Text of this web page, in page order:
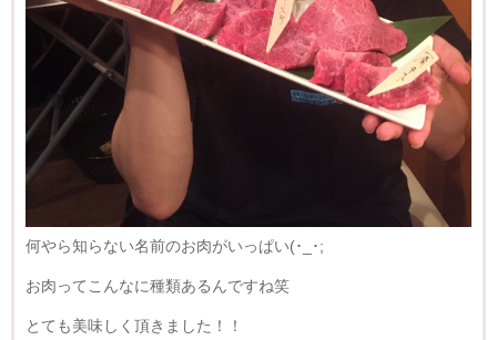
何やら知らない名前のお肉がいっぱい(･_･;
お肉ってこんなに種類あるんですね笑
とても美味しく頂きました！！